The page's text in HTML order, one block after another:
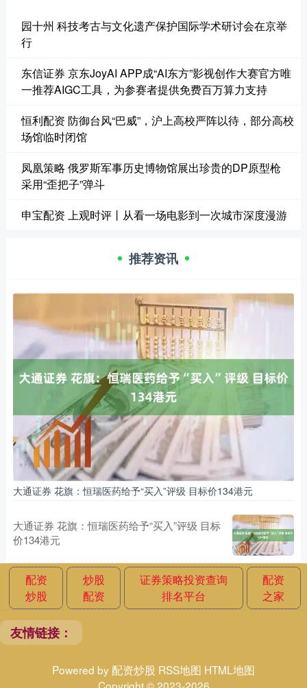
园十州 科技考古与文化遗产保护国际学术研讨会在京举
行
东信证券 京东JoyAI APP成“AI东方”影视创作大赛官方唯
一推荐AIGC工具，为参赛者提供免费百万算力支持
恒利配资 防御台风“巴威”，沪上高校严阵以待，部分高校
场馆临时闭馆
凤凰策略 俄罗斯军事历史博物馆展出珍贵的DP原型枪
采用“歪把子”弹斗
申宝配资 上观时评丨从看一场电影到一次城市深度漫游
推荐资讯
大通证券 花旗：恒瑞医药给予“买入”评级 目标价134港元
大通证券 花旗：恒瑞医药给予“买入”评级 目标
价134港元
配资
炒股
炒股
配资
证券策略投资查询
排名平台
配资
之家
友情链接：
Powered by 配资炒股 RSS地图 HTML地图